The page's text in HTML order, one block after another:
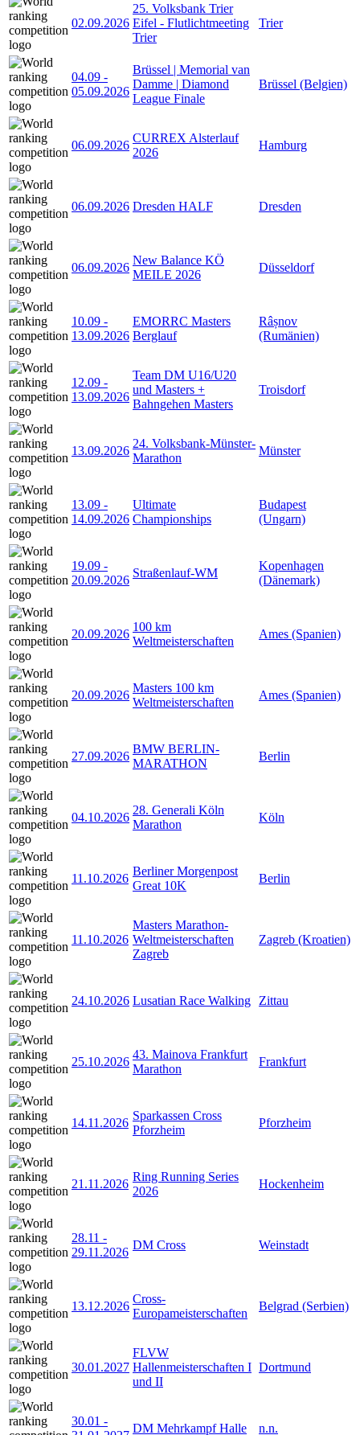
02.09.2026
25. Volksbank Trier
Eifel - Flutlichtmeeting
Trier
Trier
04.09 -
05.09.2026
Brüssel | Memorial van
Damme | Diamond
League Finale
Brüssel (Belgien)
06.09.2026
CURREX Alsterlauf
2026
Hamburg
06.09.2026 Dresden HALF Dresden
06.09.2026
New Balance KÖ
MEILE 2026
Düsseldorf
10.09 -
13.09.2026
EMORRC Masters
Berglauf
Râșnov
(Rumänien)
12.09 -
13.09.2026
Team DM U16/U20
und Masters +
Bahngehen Masters
Troisdorf
13.09.2026
24. Volksbank-Münster-
Marathon
Münster
13.09 -
14.09.2026
Ultimate
Championships
Budapest
(Ungarn)
19.09 -
20.09.2026
Straßenlauf-WM
Kopenhagen
(Dänemark)
20.09.2026
100 km
Weltmeisterschaften
Ames (Spanien)
20.09.2026
Masters 100 km
Weltmeisterschaften
Ames (Spanien)
27.09.2026
BMW BERLIN-
MARATHON
Berlin
04.10.2026
28. Generali Köln
Marathon
Köln
11.10.2026
Berliner Morgenpost
Great 10K
Berlin
11.10.2026
Masters Marathon-
Weltmeisterschaften
Zagreb
Zagreb (Kroatien)
24.10.2026 Lusatian Race Walking Zittau
25.10.2026
43. Mainova Frankfurt
Marathon
Frankfurt
14.11.2026
Sparkassen Cross
Pforzheim
Pforzheim
21.11.2026
Ring Running Series
2026
Hockenheim
28.11 -
29.11.2026
DM Cross Weinstadt
13.12.2026
Cross-
Europameisterschaften
Belgrad (Serbien)
30.01.2027
FLVW
Hallenmeisterschaften I
und II
Dortmund
30.01 -
DM Mehrkampf Halle n.n.